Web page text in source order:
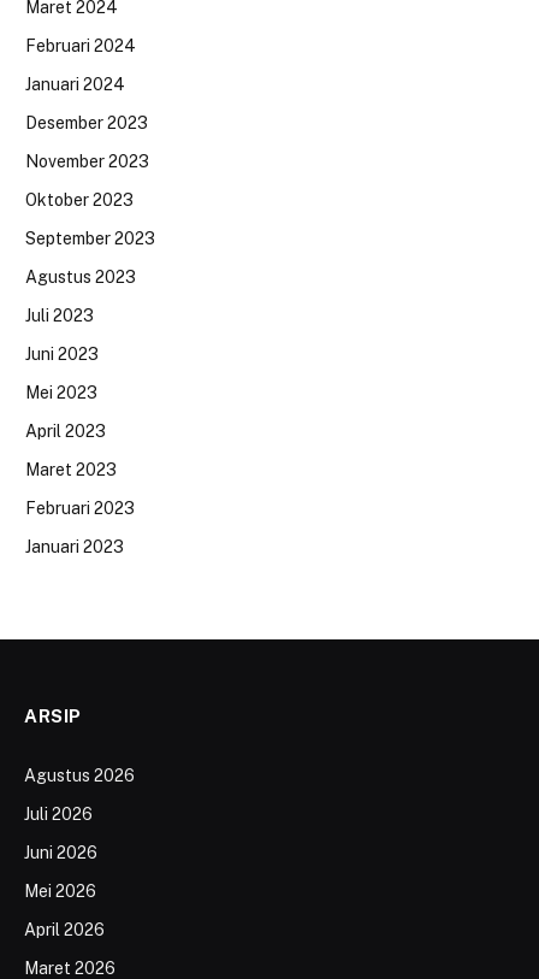
Maret 2024
Februari 2024
Januari 2024
Desember 2023
November 2023
Oktober 2023
September 2023
Agustus 2023
Juli 2023
Juni 2023
Mei 2023
April 2023
Maret 2023
Februari 2023
Januari 2023
ARSIP
Agustus 2026
Juli 2026
Juni 2026
Mei 2026
April 2026
Maret 2026